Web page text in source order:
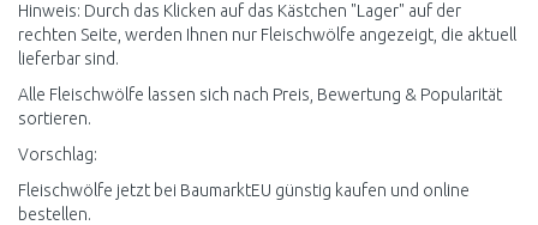
Hinweis: Durch das Klicken auf das Kästchen "Lager" auf der
rechten Seite, werden Ihnen nur Fleischwölfe angezeigt, die aktuell
lieferbar sind.
Alle Fleischwölfe lassen sich nach Preis, Bewertung & Popularität
sortieren.
Vorschlag:
Fleischwölfe jetzt bei BaumarktEU günstig kaufen und online
bestellen.